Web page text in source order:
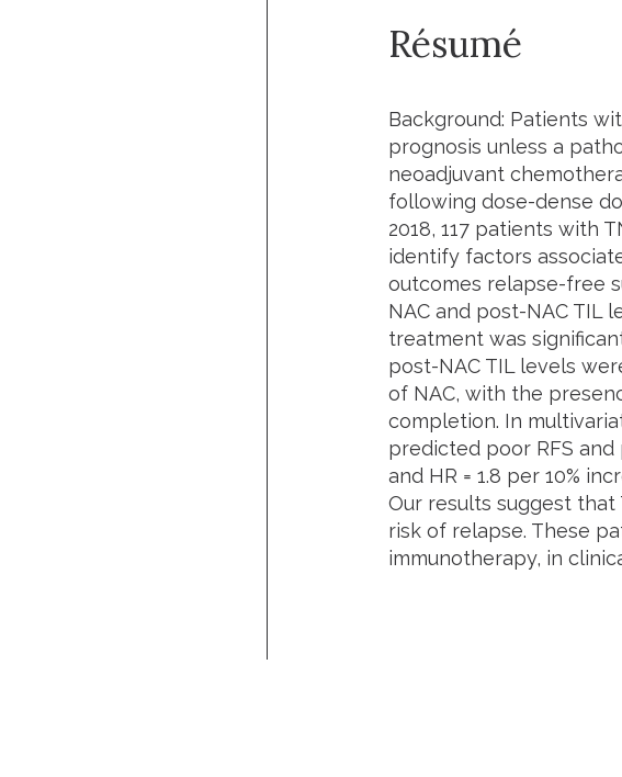
Résumé
Background: Patients
prognosis unless a
neoadjuvant
following dose-dense
2018, 117 patients with
identify factors
outcomes relapse-free
NAC and post-NAC TIL
treatment was
post-NAC TIL levels
of NAC, with the
completion. In
predicted poor RFS and
and HR = 1.8 per 10%
Our results suggest
risk of relapse. These
immunotherapy, in